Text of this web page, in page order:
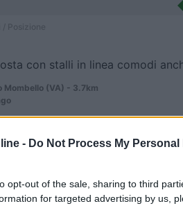
- Do Not Process My
opt-out of the sale, sharing to third
for targeted advertising by us,
con stalli in linea comodi
Mombello (VA) - 3.7km